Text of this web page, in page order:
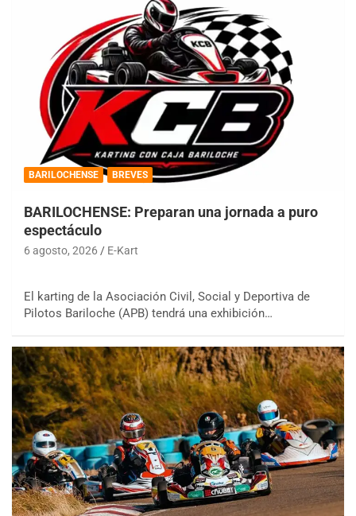
BARILOCHENSE BREVES
BARILOCHENSE: Preparan una jornada a puro
espectáculo
6 agosto, 2026 E-Kart
El karting de la Asociación Civil, Social y Deportiva de
Pilotos Bariloche (APB) tendrá una exhibición…